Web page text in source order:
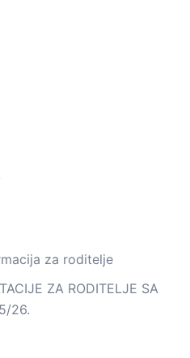
za roditelje
ZA RODITELJE SA
26.